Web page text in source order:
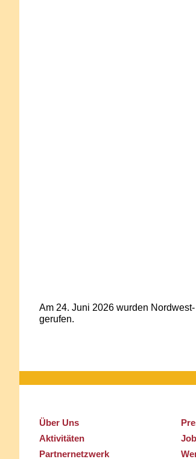
Über Uns
Aktivitäten
Partnernetzwerk
Am 24. Juni 2026 wurden Nordwest-
gerufen.